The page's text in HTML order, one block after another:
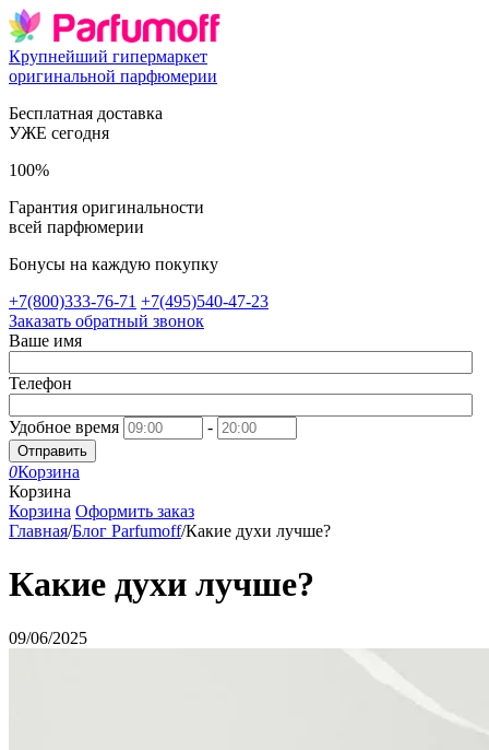
Крупнейший гипермаркет
оригинальной парфюмерии
Бесплатная доставка
УЖЕ сегодня
100%
Гарантия оригинальности
всей парфюмерии
Бонусы на каждую покупку
+7(800)333-76-71 +7(495)540-47-23
Заказать обратный звонок
Ваше имя
Телефон
Удобное время -
Отправить
0Корзина
Корзина
Корзина Оформить заказ
Главная/Блог Parfumoff/Какие духи лучше?
Какие духи лучше?
09/06/2025